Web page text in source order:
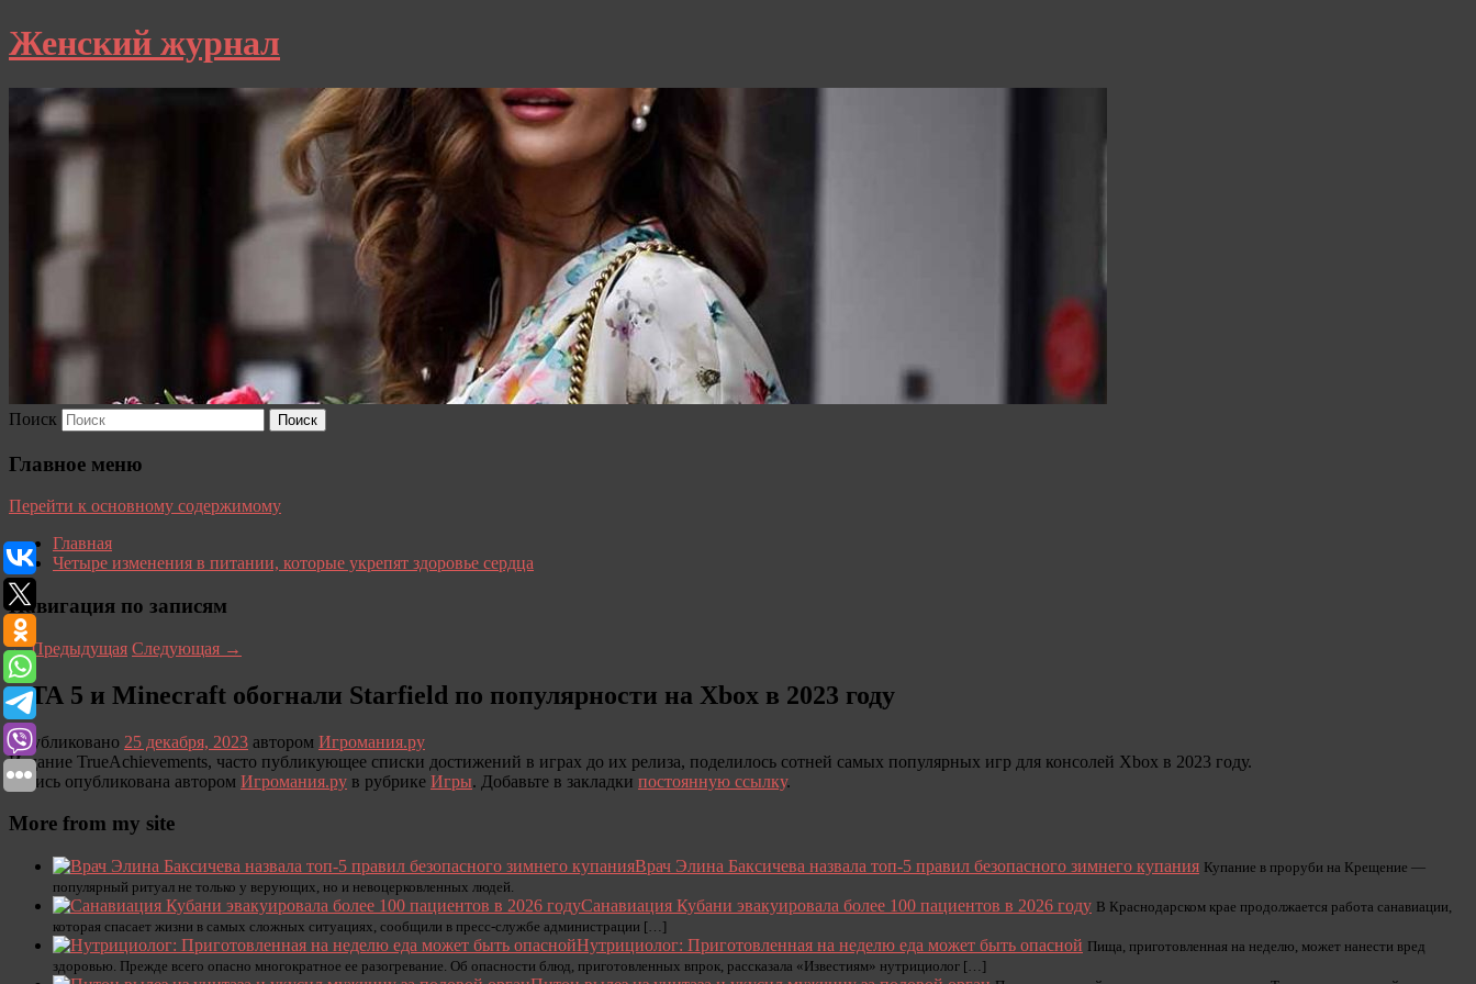
Женский журнал
Поиск
Главное меню
Перейти к основному содержимому
Главная
Четыре изменения в питании, которые укрепят здоровье сердца
Навигация по записям
←Предыдущая Следующая →
GTA 5 и Minecraft обогнали Starfield по популярности на Xbox в 2023 году
Опубликовано 25 декабря, 2023 автором Игромания.ру
Издание TrueAchievements, часто публикующее списки достижений в играх до их релиза, поделилось сотней самых популярных игр для консолей Xbox в 2023 году.
Запись опубликована автором Игромания.ру в рубрике Игры. Добавьте в закладки постоянную ссылку.
More from my site
Врач Элина Баксичева назвала топ-5 правил безопасного зимнего купания Купание в проруби на Крещение —
популярный ритуал не только у верующих, но и невоцерковленных людей.
Санавиация Кубани эвакуировала более 100 пациентов в 2026 году В Краснодарском крае продолжается работа санавиации,
которая спасает жизни в самых сложных ситуациях, сообщили в пресс‑службе администрации […]
Нутрициолог: Приготовленная на неделю еда может быть опасной Пища, приготовленная на неделю, может нанести вред
здоровью. Прежде всего опасно многократное ее разогревание. Об опасности блюд, приготовленных впрок, рассказала «Известиям» нутрициолог […]